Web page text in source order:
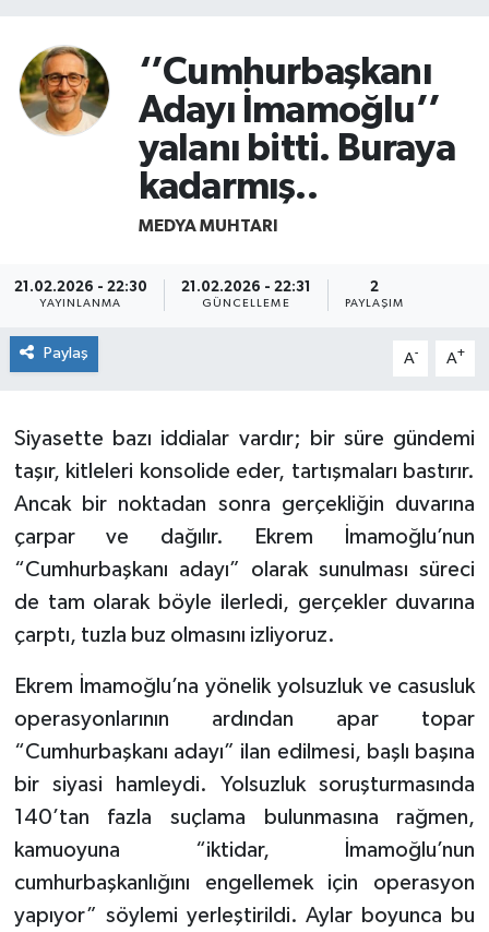
‘’Cumhurbaşkanı
Adayı İmamoğlu’’
yalanı bitti. Buraya
kadarmış..
MEDYA MUHTARI
21.02.2026 - 22:30
YAYINLANMA
21.02.2026 - 22:31
GÜNCELLEME
2
PAYLAŞIM
Paylaş A- A+
Siyasette bazı iddialar vardır; bir süre gündemi
taşır, kitleleri konsolide eder, tartışmaları bastırır.
Ancak bir noktadan sonra gerçekliğin duvarına
çarpar ve dağılır. Ekrem İmamoğlu’nun
“Cumhurbaşkanı adayı” olarak sunulması süreci
de tam olarak böyle ilerledi, gerçekler duvarına
çarptı, tuzla buz olmasını izliyoruz.
Ekrem İmamoğlu’na yönelik yolsuzluk ve casusluk
operasyonlarının ardından apar topar
“Cumhurbaşkanı adayı” ilan edilmesi, başlı başına
bir siyasi hamleydi. Yolsuzluk soruşturmasında
140’tan fazla suçlama bulunmasına rağmen,
kamuoyuna “iktidar, İmamoğlu’nun
cumhurbaşkanlığını engellemek için operasyon
yapıyor” söylemi yerleştirildi. Aylar boyunca bu